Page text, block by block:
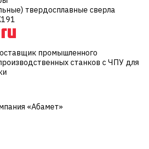
твердосплавные сверла
промышленного
станков с ЧПУ для
«Абамет»